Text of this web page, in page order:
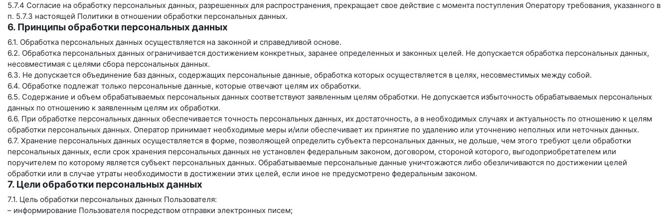
5.7.4 Согласие на обработку персональных данных, разрешенных для распространения, прекращает свое действие с момента поступления Оператору требования, указанного в
п. 5.7.3 настоящей Политики в отношении обработки персональных данных.
6. Принципы обработки персональных данных
6.1. Обработка персональных данных осуществляется на законной и справедливой основе.
6.2. Обработка персональных данных ограничивается достижением конкретных, заранее определенных и законных целей. Не допускается обработка персональных данных,
несовместимая с целями сбора персональных данных.
6.3. Не допускается объединение баз данных, содержащих персональные данные, обработка которых осуществляется в целях, несовместимых между собой.
6.4. Обработке подлежат только персональные данные, которые отвечают целям их обработки.
6.5. Содержание и объем обрабатываемых персональных данных соответствуют заявленным целям обработки. Не допускается избыточность обрабатываемых персональных
данных по отношению к заявленным целям их обработки.
6.6. При обработке персональных данных обеспечивается точность персональных данных, их достаточность, а в необходимых случаях и актуальность по отношению к целям
обработки персональных данных. Оператор принимает необходимые меры и/или обеспечивает их принятие по удалению или уточнению неполных или неточных данных.
6.7. Хранение персональных данных осуществляется в форме, позволяющей определить субъекта персональных данных, не дольше, чем этого требуют цели обработки
персональных данных, если срок хранения персональных данных не установлен федеральным законом, договором, стороной которого, выгодоприобретателем или
поручителем по которому является субъект персональных данных. Обрабатываемые персональные данные уничтожаются либо обезличиваются по достижении целей
обработки или в случае утраты необходимости в достижении этих целей, если иное не предусмотрено федеральным законом.
7. Цели обработки персональных данных
7.1. Цель обработки персональных данных Пользователя:
– информирование Пользователя посредством отправки электронных писем;